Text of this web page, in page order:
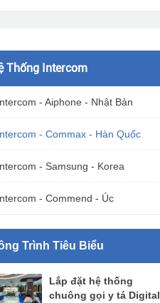
Thống Intercom
- Aiphone - Nhật Bản
- Commax - Hàn Quốc
- Samsung - Korea
- Commend - Úc
Trình Tiêu Biểu
Lắp đặt hệ thống
chuông gọi y tá Digital